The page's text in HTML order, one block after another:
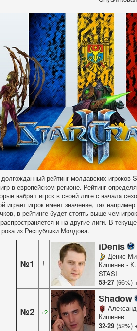
рейтинг молдавских игроков
в европейском регионе. Рейтинг
набрал игрок в своей лиге с начала
играет игрок имеет значение, так
в рейтинге будет стоять выше чем
и на другие лиги. В
из Республики Молдова.
№1 !
iDenis
Денис
Кишинёв -
STASI
53-27(66%)
№2 +2
Shadow
Кишинёв
32-29 (52%)